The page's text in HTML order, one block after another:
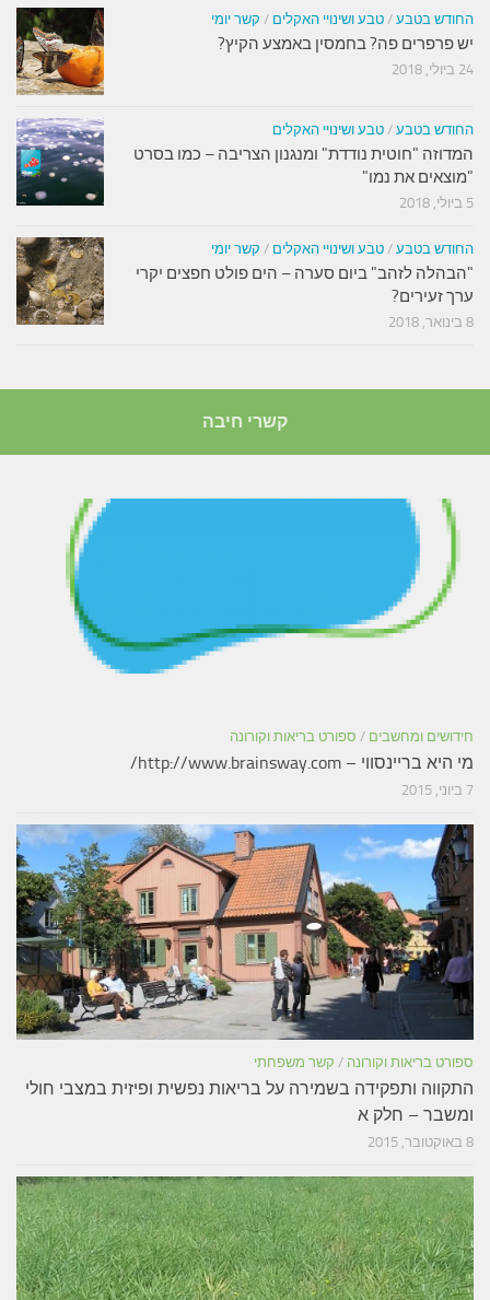
החודש בטבע / טבע ושינויי האקלים / קשר יומי
יש פרפרים פה? בחמסין באמצע הקיץ?
24 ביולי, 2018
החודש בטבע / טבע ושינויי האקלים
המדוזה "חוטית נודדת" ומנגנון הצריבה – כמו בסרט
"מוצאים את נמו"
5 ביולי, 2018
החודש בטבע / טבע ושינויי האקלים / קשר יומי
"הבהלה לזהב" ביום סערה – הים פולט חפצים יקרי
ערך זעירים?
8 בינואר, 2018
קשרי חיבה
חידושים ומחשבים / ספורט בריאות וקורונה
מי היא בריינסווי – http://www.brainsway.com/
7 ביוני, 2015
ספורט בריאות וקורונה / קשר משפחתי
התקווה ותפקידה בשמירה על בריאות נפשית ופיזית במצבי חולי
ומשבר – חלק א
8 באוקטובר, 2015